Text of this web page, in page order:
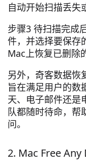
自动开始扫描丢失
步骤3 待扫描完成
件，并选择要保存
Mac上恢复已删除
另外，奇客数据恢
旨在满足用户的数
天、电子邮件还是
队都随时待命，帮
问。
2. Mac Free